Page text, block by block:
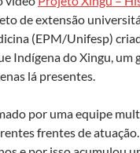
de extensão
(EPM/Unifesp)
Indígena do Xingu, um
lá presentes.
por uma equipe
frentes de